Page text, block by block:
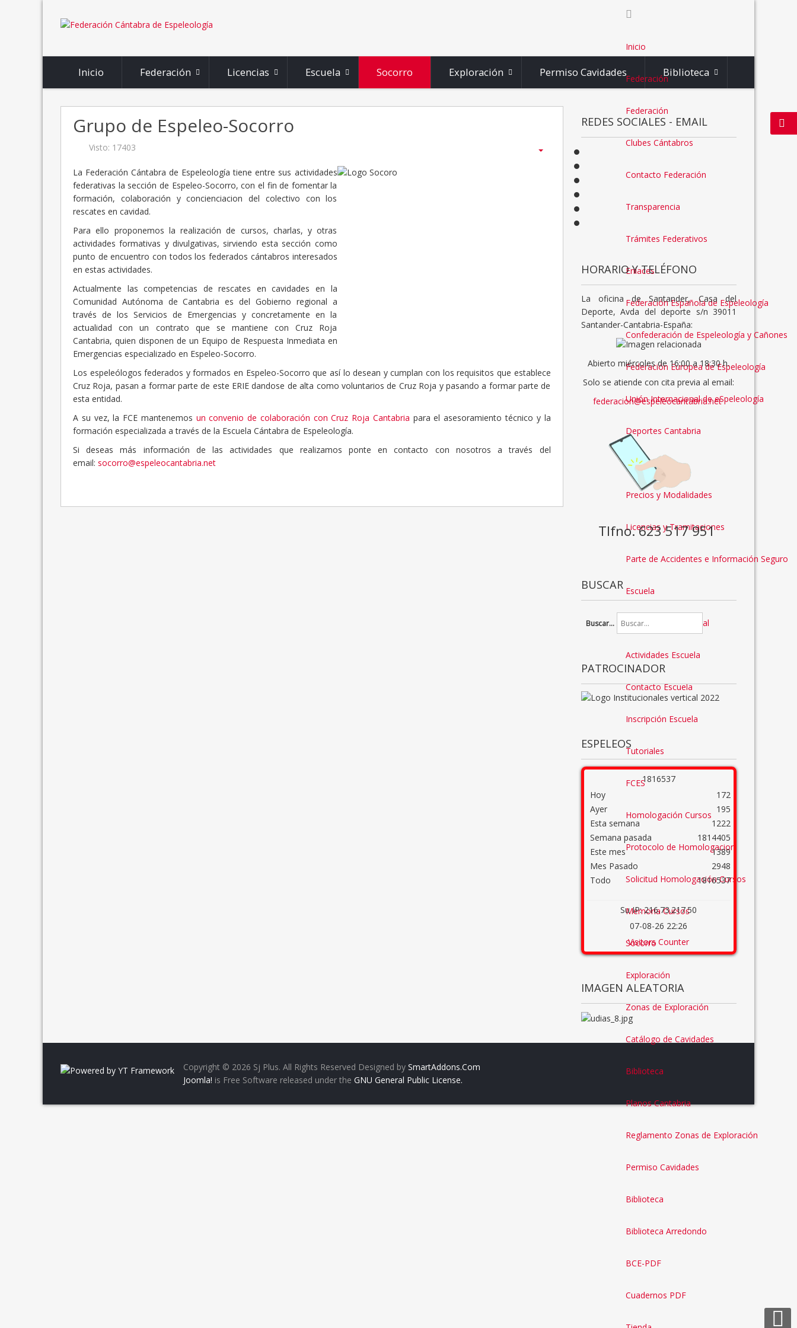
Inicio Federación Licencias Escuela Socorro Exploración Permiso Cavidades Biblioteca
Inicio
Federación
Federación
Clubes Cántabros
Contacto Federación
Transparencia
Trámites Federativos
Enlaces
Federación Española de Espeleología
Confederación de Espeleología y Cañones
Federación Europea de Espeleología
Unión Internacional de eSpeleología
Deportes Cantabria
Licencias
Precios y Modalidades
Licencias y Tramitaciones
Parte de Accidentes e Información Seguro
Escuela
Préstamo de Material
Actividades Escuela
Contacto Escuela
Inscripción Escuela
Tutoriales
FCES
Homologación Cursos
Protocolo de Homologacion
Solicitud Homologación Cursos
Memoria Cursos
Socorro
Exploración
Zonas de Exploración
Catálogo de Cavidades
Biblioteca
Planos Cantabria
Reglamento Zonas de Exploración
Permiso Cavidades
Biblioteca
Biblioteca Arredondo
BCE-PDF
Cuadernos PDF
Grupo de Espeleo-Socorro
Visto: 17403
La Federación Cántabra de Espeleología tiene entre sus actividades
federativas la sección de Espeleo-Socorro, con el fin de fomentar la
formación, colaboración y concienciacion del colectivo con los
rescates en cavidad.
Para ello proponemos la realización de cursos, charlas, y otras
actividades formativas y divulgativas, sirviendo esta sección como
punto de encuentro con todos los federados cántabros interesados
en estas actividades.
Actualmente las competencias de rescates en cavidades en la
Comunidad Autónoma de Cantabria es del Gobierno regional a
través de los Servicios de Emergencias y concretamente en la
actualidad con un contrato que se mantiene con Cruz Roja
Cantabria, quien disponen de un Equipo de Respuesta Inmediata en
Emergencias especializado en Espeleo-Socorro.
Los espeleólogos federados y formados en Espeleo-Socorro que así lo desean y cumplan con los requisitos que establece
Cruz Roja, pasan a formar parte de este ERIE dandose de alta como voluntarios de Cruz Roja y pasando a formar parte de
esta entidad.
A su vez, la FCE mantenemos un convenio de colaboración con Cruz Roja Cantabria para el asesoramiento técnico y la
formación especializada a través de la Escuela Cántabra de Espeleología.
Si deseas más información de las actividades que realizamos ponte en contacto con nosotros a través del
email: socorro@espeleocantabria.net
REDES SOCIALES - EMAIL
HORARIO Y TELÉFONO
La oficina de Santander, Casa del
Deporte, Avda del deporte s/n 39011
Santander-Cantabria-España:
Abierto miércoles de 16:00 a 18:30 h.
Solo se atiende con cita previa al email:
federacion@espeleocantabria.net
Tlfno. 623 517 951
BUSCAR
Buscar...
PATROCINADOR
ESPELEOS
1816537
Hoy
Ayer
Esta semana
Semana pasada
Este mes
Mes Pasado
Todo
172
195
1222
1814405
1389
2948
1816537
Su IP: 216.73.217.50
07-08-26 22:26
Visitors Counter
IMAGEN ALEATORIA
Copyright © 2026 Sj Plus. All Rights Reserved Designed by SmartAddons.Com
Joomla! is Free Software released under the GNU General Public License.